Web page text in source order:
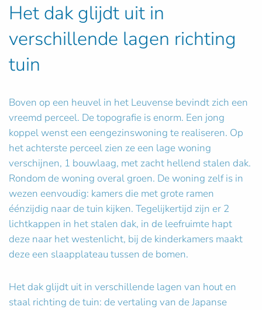
Het dak glijdt uit in
verschillende lagen richting
tuin
Boven op een heuvel in het Leuvense bevindt zich een
vreemd perceel. De topografie is enorm. Een jong
koppel wenst een eengezinswoning te realiseren. Op
het achterste perceel zien ze een lage woning
verschijnen, 1 bouwlaag, met zacht hellend stalen dak.
Rondom de woning overal groen. De woning zelf is in
wezen eenvoudig: kamers die met grote ramen
éénzijdig naar de tuin kijken. Tegelijkertijd zijn er 2
lichtkappen in het stalen dak, in de leefruimte hapt
deze naar het westenlicht, bij de kinderkamers maakt
deze een slaapplateau tussen de bomen.
Het dak glijdt uit in verschillende lagen van hout en
staal richting de tuin: de vertaling van de Japanse